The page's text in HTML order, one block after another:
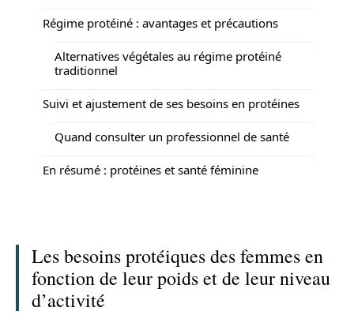
Régime protéiné : avantages et précautions
Alternatives végétales au régime protéiné
traditionnel
Suivi et ajustement de ses besoins en protéines
Quand consulter un professionnel de santé
En résumé : protéines et santé féminine
Les besoins protéiques des femmes en
fonction de leur poids et de leur niveau
d’activité